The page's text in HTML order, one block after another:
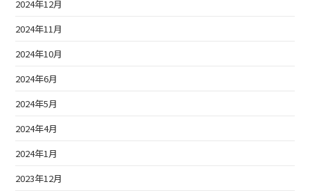
2024年12月
2024年11月
2024年10月
2024年6月
2024年5月
2024年4月
2024年1月
2023年12月